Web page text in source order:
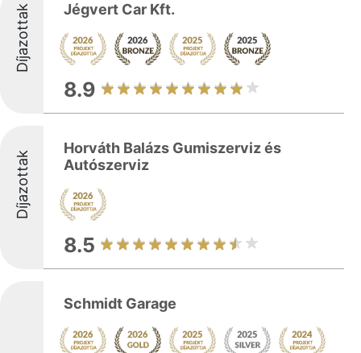
Díjazottak Jégvert Car Kft.
8.9
Díjazottak
Horváth Balázs Gumiszerviz és
Autószerviz
8.5
Schmidt Garage